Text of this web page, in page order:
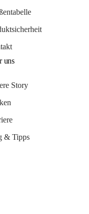
uns
Story
& Tipps